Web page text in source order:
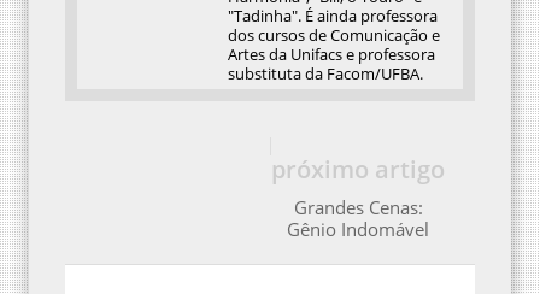
"Tadinha". É ainda professora
dos cursos de Comunicação e
Artes da Unifacs e professora
substituta da Facom/UFBA.
próximo artigo
Grandes Cenas:
Gênio Indomável